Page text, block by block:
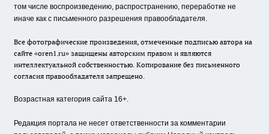
том числе воспроизведению, распространению, переработке не
иначе как с письменного разрешения правообладателя.
Все фотографические произведения, отмеченные подписью автора на
сайте «oren1.ru» защищены авторским правом и являются
интеллектуальной собственностью. Копирование без письменного
согласия правообладателя запрещено.
Возрастная категория сайта 16+.
Редакция портала не несет ответственности за комментарии